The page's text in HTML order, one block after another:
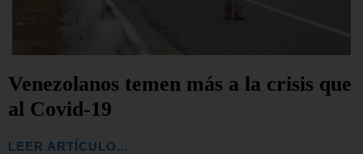
Venezolanos temen más a la crisis que
al Covid-19
LEER ARTÍCULO...